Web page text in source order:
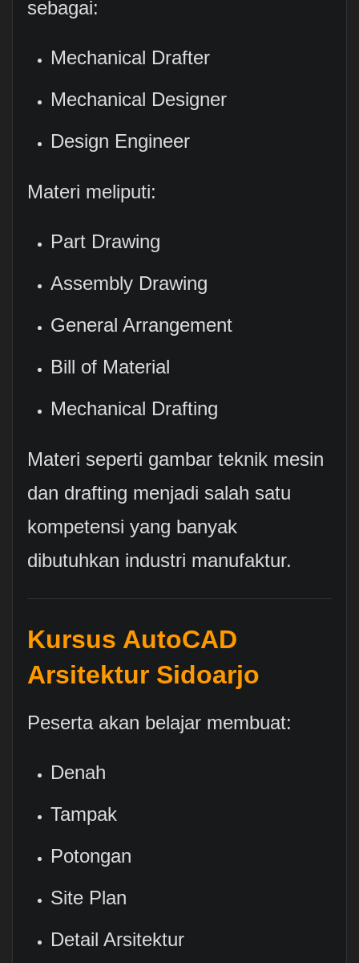
sebagai:
Mechanical Drafter
Mechanical Designer
Design Engineer
Materi meliputi:
Part Drawing
Assembly Drawing
General Arrangement
Bill of Material
Mechanical Drafting
Materi seperti gambar teknik mesin
dan drafting menjadi salah satu
kompetensi yang banyak
dibutuhkan industri manufaktur.
Kursus AutoCAD
Arsitektur Sidoarjo
Peserta akan belajar membuat:
Denah
Tampak
Potongan
Site Plan
Detail Arsitektur